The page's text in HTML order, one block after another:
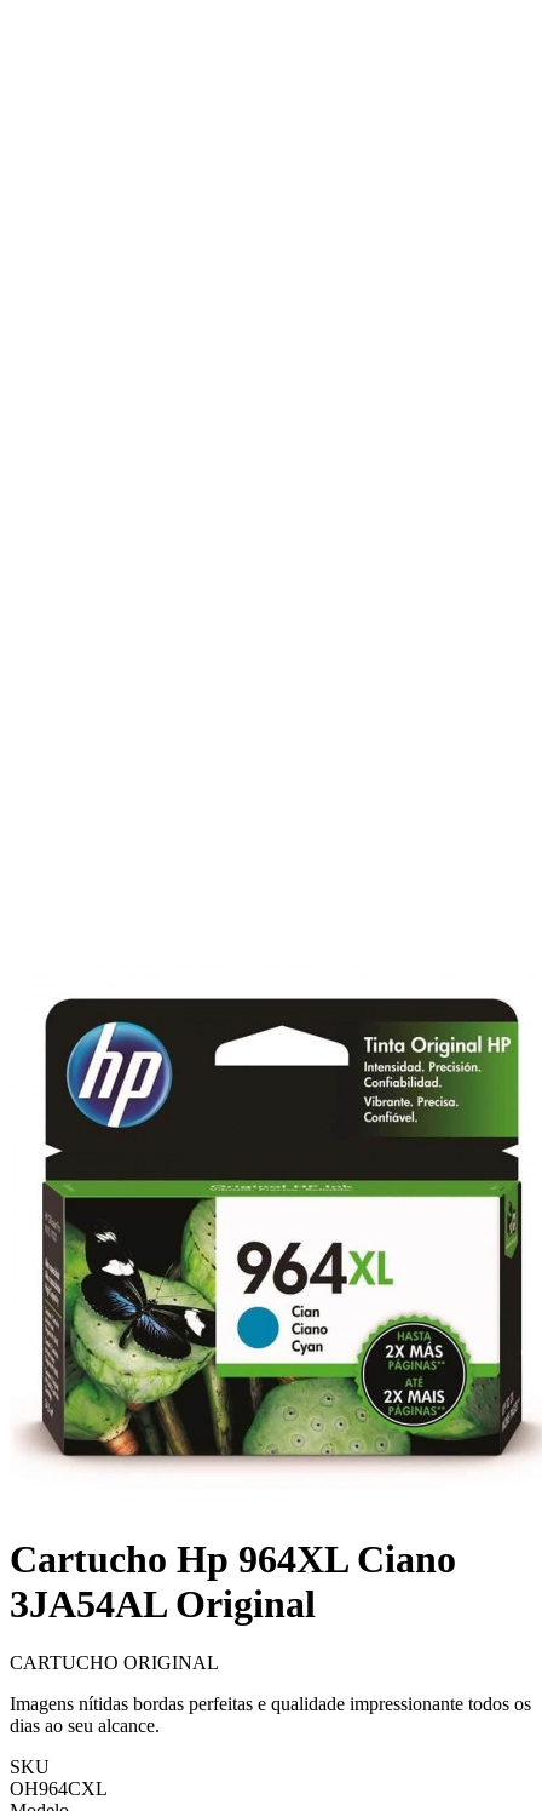
Cartucho Hp 964XL Ciano
3JA54AL Original
CARTUCHO ORIGINAL
Imagens nítidas bordas perfeitas e qualidade impressionante todos os
dias ao seu alcance.
SKU
OH964CXL